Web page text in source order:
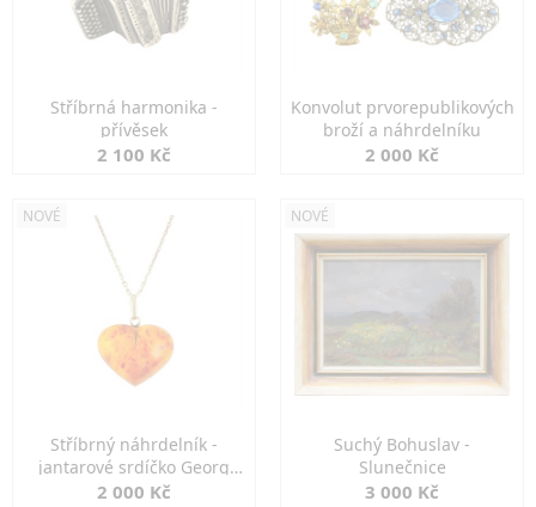
Stříbrná harmonika -
přívěsek
2 100 Kč
Konvolut prvorepublikových
broží a náhrdelníku
2 000 Kč
NOVÉ
Stříbrný náhrdelník -
jantarové srdíčko Georg
Kramer
2 000 Kč
NOVÉ
Suchý Bohuslav -
Slunečnice
3 000 Kč